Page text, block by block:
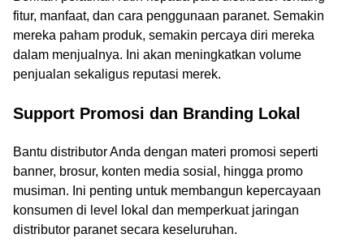
fitur, manfaat, dan cara penggunaan paranet. Semakin
mereka paham produk, semakin percaya diri mereka
dalam menjualnya. Ini akan meningkatkan volume
penjualan sekaligus reputasi merek.
Support Promosi dan Branding Lokal
Bantu distributor Anda dengan materi promosi seperti
banner, brosur, konten media sosial, hingga promo
musiman. Ini penting untuk membangun kepercayaan
konsumen di level lokal dan memperkuat jaringan
distributor paranet secara keseluruhan.